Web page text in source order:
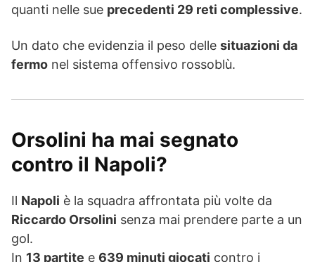
quanti nelle sue precedenti 29 reti complessive.
Un dato che evidenzia il peso delle situazioni da
fermo nel sistema offensivo rossoblù.
Orsolini ha mai segnato
contro il Napoli?
Il Napoli è la squadra affrontata più volte da
Riccardo Orsolini senza mai prendere parte a un
gol.
In 13 partite e 639 minuti giocati contro i